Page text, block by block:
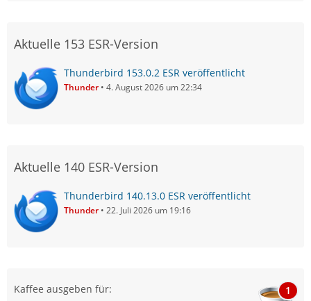
Aktuelle 153 ESR-Version
Thunderbird 153.0.2 ESR veröffentlicht
Thunder 4. August 2026 um 22:34
Aktuelle 140 ESR-Version
Thunderbird 140.13.0 ESR veröffentlicht
Thunder 22. Juli 2026 um 19:16
Kaffee ausgeben für: 1